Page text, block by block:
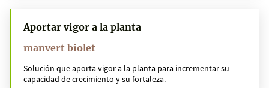
Aportar vigor a la planta
manvert biolet
Solución que aporta vigor a la planta para incrementar su
capacidad de crecimiento y su fortaleza.